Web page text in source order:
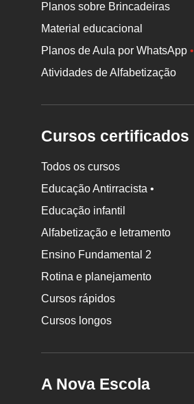
Planos sobre Brincadeiras
Material educacional
Planos de Aula por WhatsApp•
Atividades de Alfabetização
Cursos certificados
Todos os cursos
Educação Antirracista •
Educação infantil
Alfabetização e letramento
Ensino Fundamental 2
Rotina e planejamento
Cursos rápidos
Cursos longos
A Nova Escola